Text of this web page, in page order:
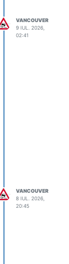
VANCOUVER
9 IUL. 2026,
02:41
VANCOUVER
8 IUL. 2026,
20:45